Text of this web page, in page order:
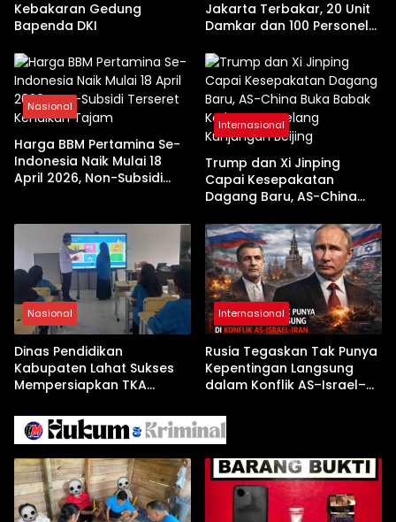
Kebakaran Gedung
Bapenda DKI
Jakarta Terbakar, 20 Unit
Damkar dan 100 Personel
Nasional
Harga BBM Pertamina Se-
Indonesia Naik Mulai 18
April 2026, Non-Subsidi
Internasional
Trump dan Xi Jinping
Capai Kesepakatan
Dagang Baru, AS-China
Jelang Kunjungan Beijing
Nasional
Dinas Pendidikan
Kabupaten Lahat Sukses
Mempersiapkan TKA
Pembekalan Latihan Soal
Tanpa Internet
Internasional
Rusia Tegaskan Tak Punya
Kepentingan Langsung
dalam Konflik AS–Israel–